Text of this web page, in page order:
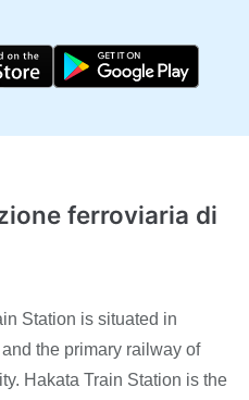
ferroviaria di
Station is situated in
the primary railway of
Hakata Train Station is the